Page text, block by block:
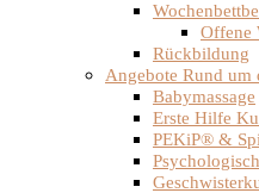
Offene
Rückbildung
Angebote Rund um
Babymassage
Erste Hilfe
PEKiP® &